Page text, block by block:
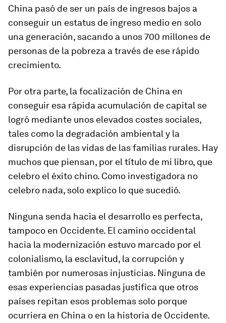
China pasó de ser un país de ingresos bajos a
conseguir un estatus de ingreso medio en solo
una generación, sacando a unos 700 millones de
personas de la pobreza a través de ese rápido
crecimiento.
Por otra parte, la focalización de China en
conseguir esa rápida acumulación de capital se
logró mediante unos elevados costes sociales,
tales como la degradación ambiental y la
disrupción de las vidas de las familias rurales. Hay
muchos que piensan, por el título de mi libro, que
celebro el éxito chino. Como investigadora no
celebro nada, solo explico lo que sucedió.
Ninguna senda hacia el desarrollo es perfecta,
tampoco en Occidente. El camino occidental
hacia la modernización estuvo marcado por el
colonialismo, la esclavitud, la corrupción y
también por numerosas injusticias. Ninguna de
esas experiencias pasadas justifica que otros
países repitan esos problemas solo porque
ocurriera en China o en la historia de Occidente.